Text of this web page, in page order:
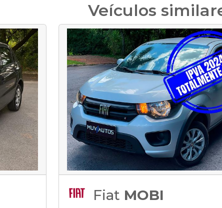
Veículos
Fiat MOBI